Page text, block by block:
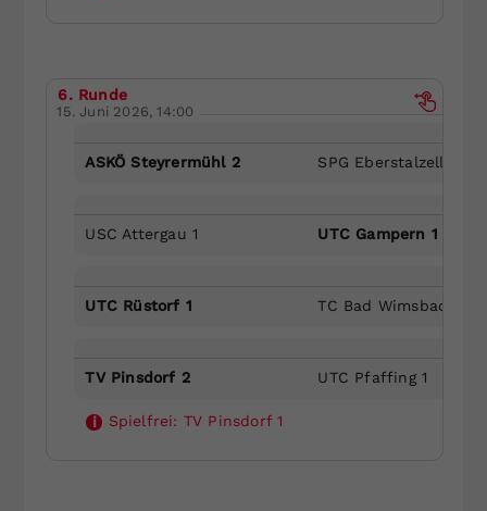
6. Runde
15. Juni 2026, 14:00
ASKÖ Steyrermühl 2 SPG Eberstalzell/
USC Attergau 1 UTC Gampern 1
UTC Rüstorf 1 TC Bad Wimsbach 1
TV Pinsdorf 2 UTC Pfaffing 1
i Spielfrei: TV Pinsdorf 1